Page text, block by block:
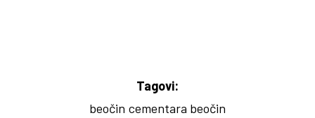
Tagovi:
beočin cementara beočin